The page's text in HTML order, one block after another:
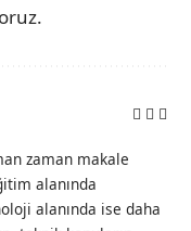
zaman makale
alanında
alanında ise daha